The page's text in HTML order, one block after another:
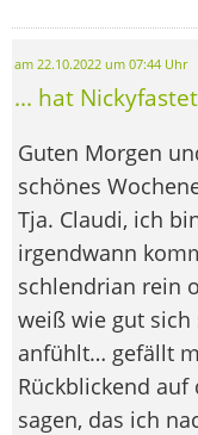
am 22.10.2022 um 07:44 Uhr
... hat
Guten Morgen
schönes
Tja. Claudi, ich
irgendwann
schlendrian rein
weiß wie gut sich
anfühlt… gefällt
Rückblickend auf
sagen, das ich